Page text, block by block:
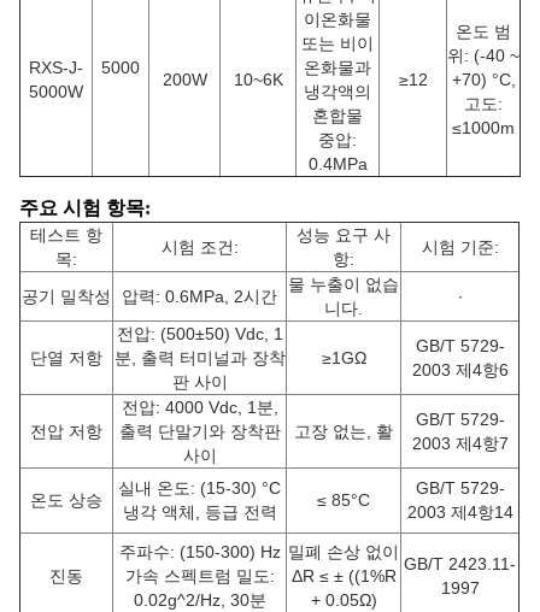
RXS-J-
5000W
5000
200W 10~6K
이온화물
또는 비이
온화물과
냉각액의
혼합물
중압:
0.4MPa
≥12
온도 범
위: (-40 ~
+70) °C,
고도:
≤1000m
주요 시험 항목:
테스트 항
목:
시험 조건:
성능 요구 사
항:
시험 기준:
공기 밀착성 압력: 0.6MPa, 2시간
물 누출이 없습
니다.
∙
단열 저항
전압: (500±50) Vdc, 1
분, 출력 터미널과 장착
판 사이
≥1GΩ
GB/T 5729-
2003 제4항6
전압 저항
전압: 4000 Vdc, 1분,
출력 단말기와 장착판
사이
고장 없는, 활
GB/T 5729-
2003 제4항7
온도 상승
실내 온도: (15-30) °C
냉각 액체, 등급 전력
≤ 85°C
GB/T 5729-
2003 제4항14
진동
주파수: (150-300) Hz
가속 스펙트럼 밀도:
0.02g^2/Hz, 30분
밀폐 손상 없이
ΔR ≤ ± ((1%R
+ 0.05Ω)
GB/T 2423.11-
1997